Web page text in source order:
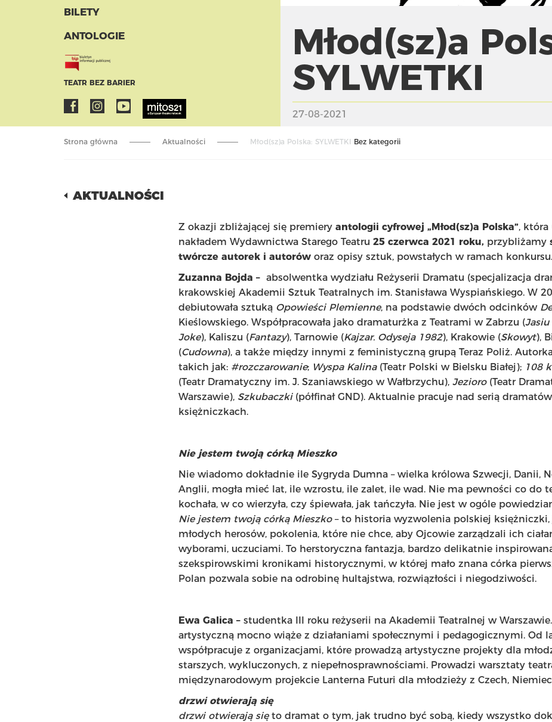
BILETY
ANTOLOGIE
TEATR BEZ BARIER
Młod(sz)a
SYLWETKI
27-08-2021
Strona główna Bez kategorii
Aktualności Młod(sz)a Polska: SYLWETKI
AKTUALNOŚCI
Z okazji zbliżającej się premiery antologii cyfrowej „Młod(sz)a Polska”, która
nakładem Wydawnictwa Starego Teatru 25 czerwca 2021 roku,przybliżamy
twórcze autorek i autoróworaz opisy sztuk, powstałych w ramach konkursu.
Zuzanna Bojda – absolwentka wydziału Reżyserii Dramatu (specjalizacja
krakowskiej Akademii Sztuk Teatralnych im. Stanisława Wyspiańskiego. W
debiutowała sztuką Opowieści Plemienne, na podstawie dwóch odcinków
Kieślowskiego. Współpracowała jako dramaturżka z Teatrami w Zabrzu (
Joke), Kaliszu (Fantazy), Tarnowie (Kajzar. Odyseja 1982), Krakowie (Skowyt),
(Cudowna), a także między innymi z feministyczną grupą Teraz Poliż.
takich jak: #rozczarowanie; Wyspa Kalina(Teatr Polski w Bielsku Białej); 108
(Teatr Dramatyczny im. J. Szaniawskiego w Wałbrzychu), Jezioro(Teatr
Warszawie), Szkubaczki(półfinał GND). Aktualnie pracuje nad serią
księżniczkach.
Nie jestem twoją córką Mieszko
Nie wiadomo dokładnie ile Sygryda Dumna – wielka królowa Szwecji, Danii,
Anglii, mogła mieć lat, ile wzrostu, ile zalet, ile wad. Nie ma pewności co do
kochała, w co wierzyła, czy śpiewała, jak tańczyła. Nie jest w ogóle
Nie jestem twoją córką Mieszko– to historia wyzwolenia polskiej księżniczki,
młodych herosów, pokolenia, które nie chce, aby Ojcowie zarządzali ich
wyborami, uczuciami. To herstoryczna fantazja, bardzo delikatnie
szekspirowskimi kronikami historycznymi, w której mało znana córka
Polan pozwala sobie na odrobinę hultajstwa, rozwiązłości i niegodziwości.
Ewa Galica – studentka III roku reżyserii na Akademii Teatralnej w
artystyczną mocno wiąże z działaniami społecznymi i pedagogicznymi. Od
współpracuje z organizacjami, które prowadzą artystyczne projekty dla
starszych, wykluczonych, z niepełnosprawnościami. Prowadzi warsztaty
międzynarodowym projekcie Lanterna Futuri dla młodzieży z Czech,
drzwi otwierają się
drzwi otwierają sięto dramat o tym, jak trudno być sobą, kiedy wszystko